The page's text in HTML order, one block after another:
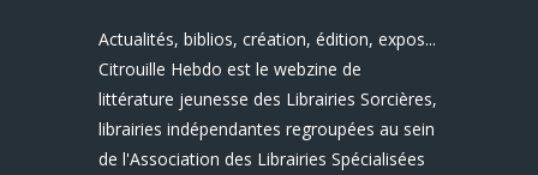
Actualités, biblios, création, édition, expos...
Citrouille Hebdo est le webzine de
littérature jeunesse des Librairies Sorcières,
librairies indépendantes regroupées au sein
de l'Association des Librairies Spécialisées